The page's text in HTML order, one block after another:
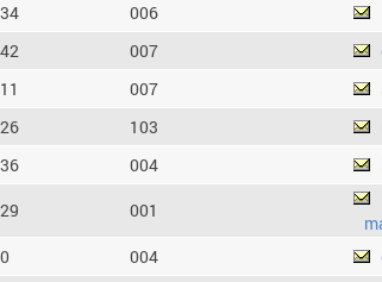
006
007
007
103
004
001
004